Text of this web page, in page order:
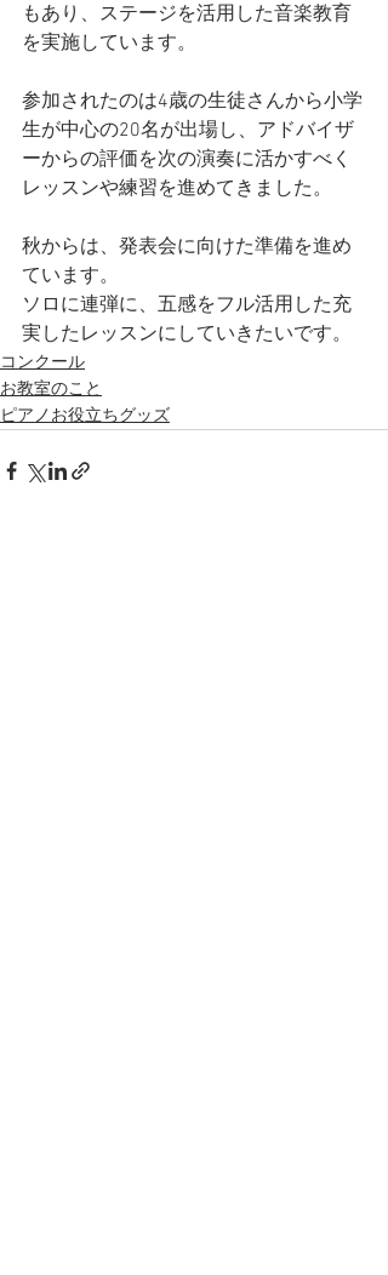
もあり、ステージを活用した音楽教育
を実施しています。
参加されたのは4歳の生徒さんから小学
生が中心の20名が出場し、アドバイザ
ーからの評価を次の演奏に活かすべく
レッスンや練習を進めてきました。
秋からは、発表会に向けた準備を進め
ています。
ソロに連弾に、五感をフル活用した充
実したレッスンにしていきたいです。
コンクール
お教室のこと
ピアノお役立ちグッズ